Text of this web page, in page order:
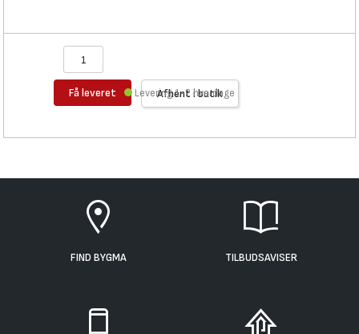
Få leveret Afhent i butik
Levering 1-2 hverdage
FIND BYGMA TILBUDSAVISER